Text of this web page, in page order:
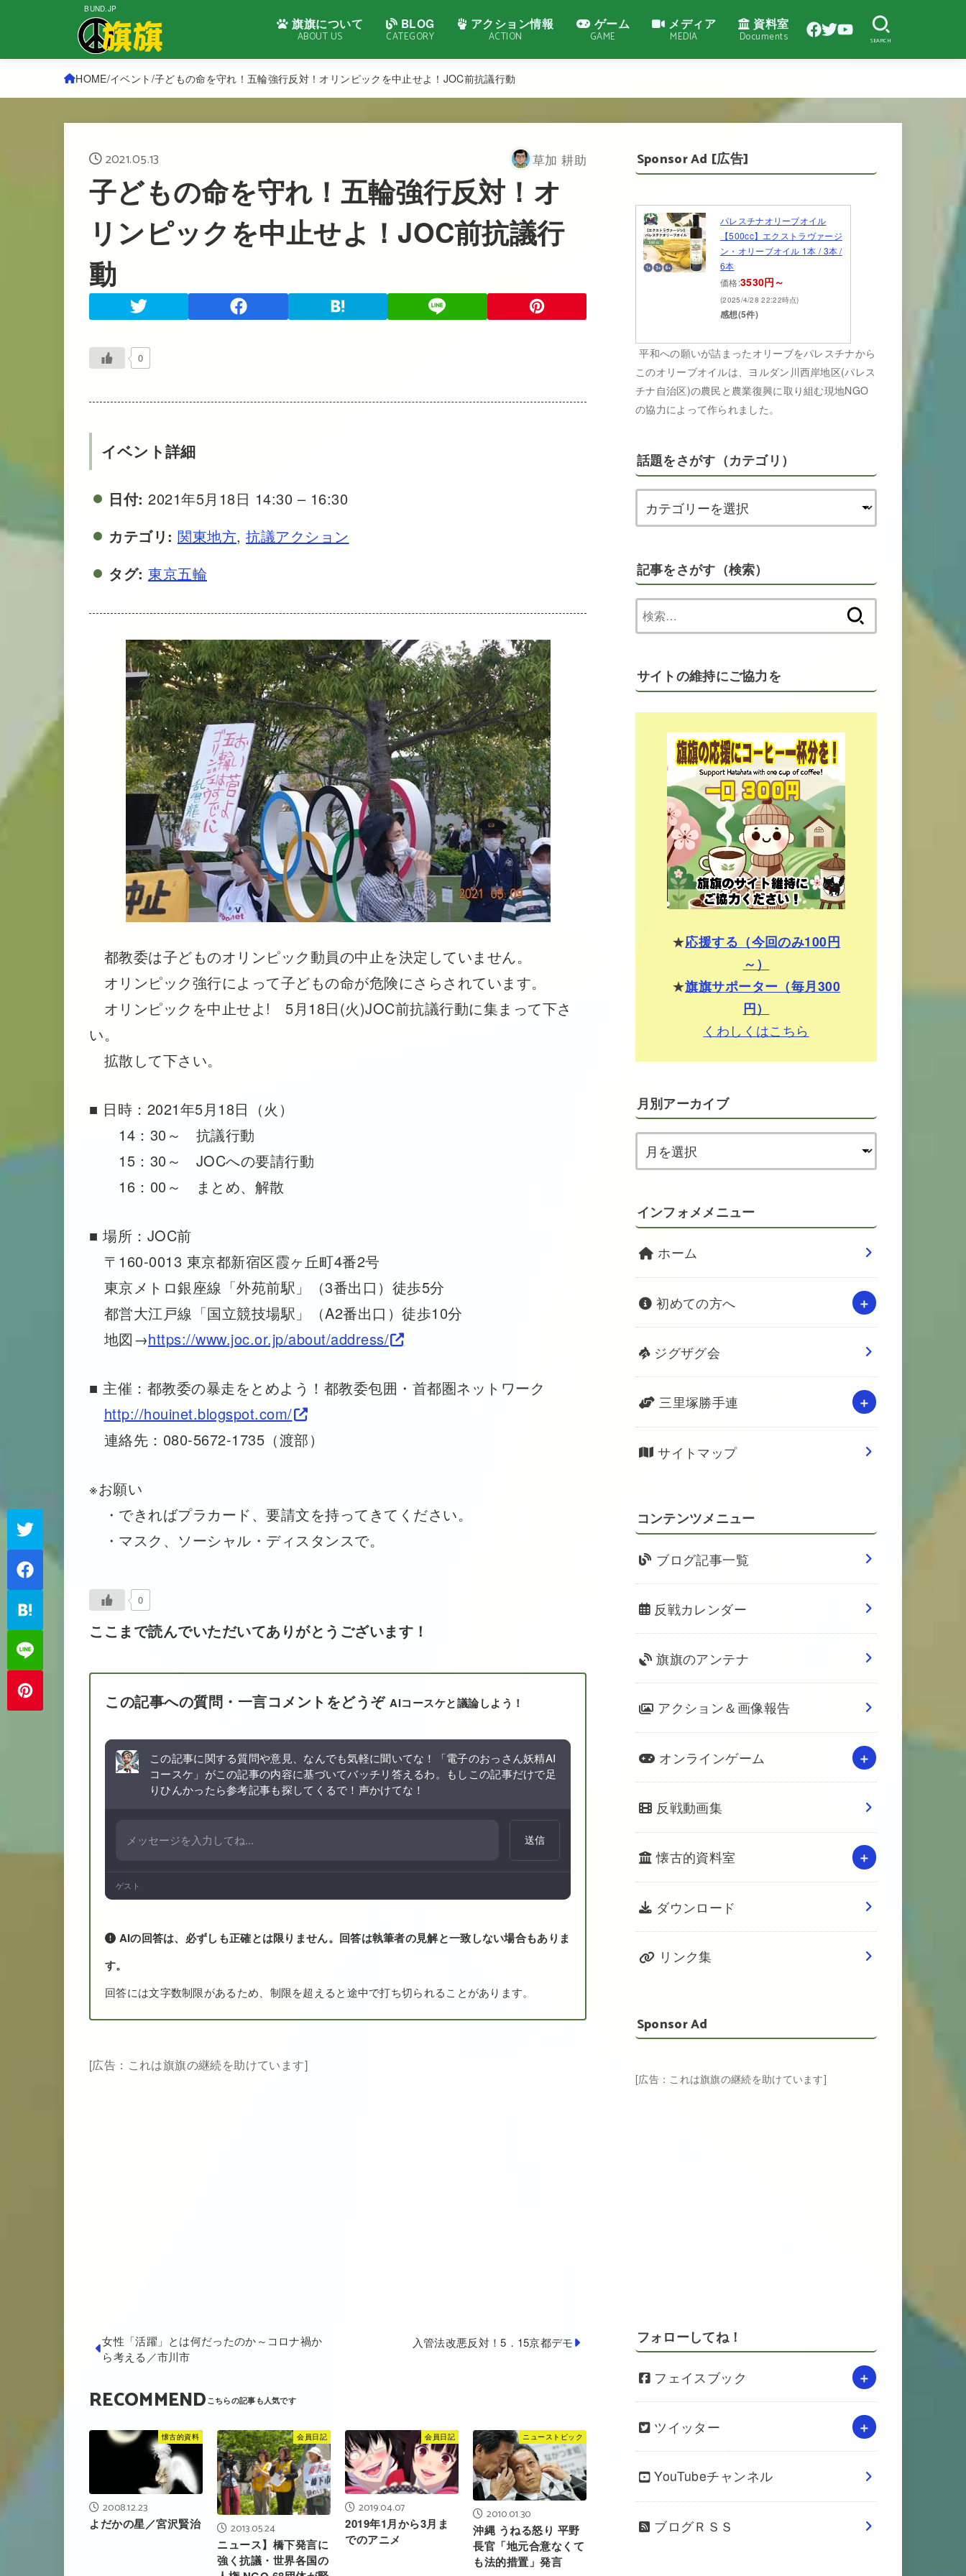
BUND.JP
旗旗について
ABOUT US
BLOG
CATEGORY
アクション情報
ACTION
ゲーム
GAME
メディア
MEDIA
資料室
Documents SEARCH
HOME イベント 子どもの命を守れ！五輪強行反対！オリンピックを中止せよ！JOC前抗議行動
2021.05.13 草加 耕助
子どもの命を守れ！五輪強行反対！オ
リンピックを中止せよ！JOC前抗議行
動
0
イベント詳細
日付: 2021年5月18日 14:30 – 16:30
カテゴリ: 関東地方, 抗議アクション
タグ: 東京五輪
都教委は子どものオリンピック動員の中止を決定していません。
オリンピック強行によって子どもの命が危険にさらされています。
オリンピックを中止せよ! 5月18日(火)JOC前抗議行動に集まって下さ
い。
拡散して下さい。
■ 日時：2021年5月18日（火）
14：30～ 抗議行動
15：30～ JOCへの要請行動
16：00～ まとめ、解散
■ 場所：JOC前
〒160-0013 東京都新宿区霞ヶ丘町4番2号
東京メトロ銀座線「外苑前駅」（3番出口）徒歩5分
都営大江戸線「国立競技場駅」（A2番出口）徒歩10分
地図→https://www.joc.or.jp/about/address/
■ 主催：都教委の暴走をとめよう！都教委包囲・首都圏ネットワーク
http://houinet.blogspot.com/
連絡先：080-5672-1735（渡部）
※お願い
・できればプラカード、要請文を持ってきてください。
・マスク、ソーシャル・ディスタンスで。
0
ここまで読んでいただいてありがとうございます！
この記事への質問・一言コメントをどうぞ AIコースケと議論しよう！
この記事に関する質問や意見、なんでも気軽に聞いてな！「電子のおっさん妖精AI
コースケ」がこの記事の内容に基づいてバッチリ答えるわ。もしこの記事だけで足
りひんかったら参考記事も探してくるで！声かけてな！
送信
ゲスト
AIの回答は、必ずしも正確とは限りません。回答は執筆者の見解と一致しない場合もありま
す。
回答には文字数制限があるため、制限を超えると途中で打ち切られることがあります。
[広告：これは旗旗の継続を助けています]
入管法改悪反対！5．15京都デモ
女性「活躍」とは何だったのか～コロナ禍か
ら考える／市川市
RECOMMEND
懐古的資料
2008.12.23
よだかの星／宮沢賢治
会員日記
2013.05.24
ニュース】橋下発言に
強く抗議・世界各国の
会員日記
2019.04.07
2019年1月から3月ま
でのアニメ
ニューストピック
2010.01.30
沖縄 うねる怒り 平野
長官「地元合意なくて
も法的措置」発言
Sponsor Ad [広告]
パレスチナオリーブオイル
【500cc】エクストラヴァージ
ン・オリーブオイル 1本 / 3本 /
6本
価格:3530円～
(2025/4/28 22:22時点)
感想(5件)
平和への願いが詰まったオリーブをパレスチナから
このオリーブオイルは、ヨルダン川西岸地区(パレス
チナ自治区)の農民と農業復興に取り組む現地NGO
の協力によって作られました。
話題をさがす（カテゴリ）
記事をさがす（検索）
索:
サイトの維持にご協力を
★応援する（今回のみ100円
～）
★旗旗サポーター（毎月300
円）
くわしくはこちら
月別アーカイブ
インフォメメニュー
ホーム
初めての方へ
ジグザグ会
三里塚勝手連
サイトマップ
コンテンツメニュー
ブログ記事一覧
反戦カレンダー
旗旗のアンテナ
アクション＆画像報告
オンラインゲーム
反戦動画集
懐古的資料室
ダウンロード
リンク集
Sponsor Ad
[広告：これは旗旗の継続を助けています]
フォローしてね！
フェイスブック
ツイッター
YouTubeチャンネル
ブログＲＳＳ